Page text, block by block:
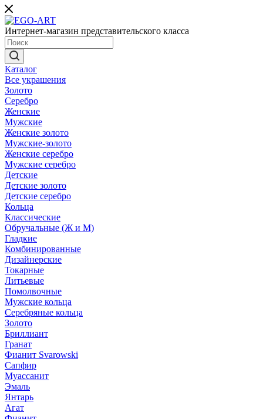
Интернет-магазин представительского класса
Каталог
Все украшения
Золото
Серебро
Женские
Мужские
Женские золото
Мужские-золото
Женские серебро
Мужские серебро
Детские
Детские золото
Детские серебро
Кольца
Классические
Обручальные (Ж и М)
Гладкие
Комбинированные
Дизайнерские
Токарные
Литьевые
Помолвочные
Мужские кольца
Серебряные кольца
Золото
Бриллиант
Гранат
Фианит Svarowski
Сапфир
Муассанит
Эмаль
Янтарь
Агат